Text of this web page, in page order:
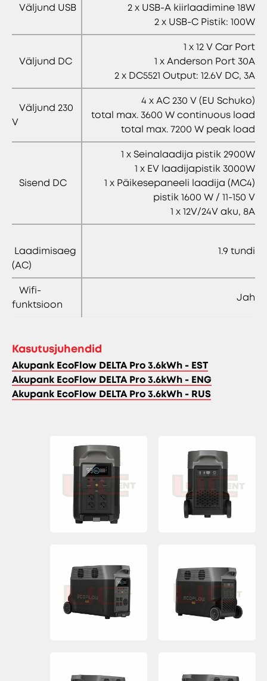
Väljund USB
2 x USB-A kiirlaadimine 18W
2 x USB-C Pistik: 100W
Väljund DC
1 x 12 V Car Port
1 x Anderson Port 30A
2 x DC5521 Output: 12.6V DC, 3A
Väljund 230
V
4 x AC 230 V (EU Schuko)
total max. 3600 W continuous load
total max. 7200 W peak load
Sisend DC
1 x Seinalaadija pistik 2900W
1 x EV laadijapistik 3000W
1 x Päikesepaneeli laadija (MC4)
pistik 1600 W / 11-150 V
1 x 12V/24V aku, 8A
Laadimisaeg
(AC)
1.9 tundi
Wifi-
funktsioon
Jah
Kasutusjuhendid
Akupank EcoFlow DELTA Pro 3.6kWh - EST
Akupank EcoFlow DELTA Pro 3.6kWh - ENG
Akupank EcoFlow DELTA Pro 3.6kWh - RUS